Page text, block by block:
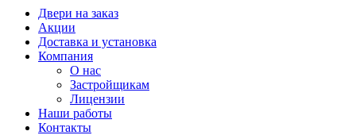
Двери на заказ
Акции
Доставка и установка
Компания
О нас
Застройщикам
Лицензии
Наши работы
Контакты